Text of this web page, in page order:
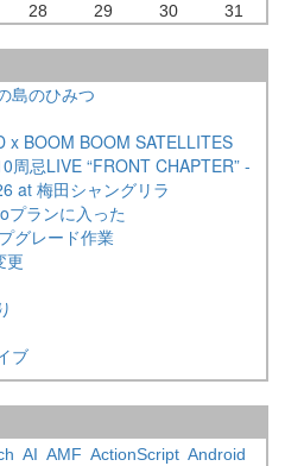
28 29 30 31
島のひみつ
x BOOM BOOM SATELLITES
周忌LIVE “FRONT CHAPTER” -
at 梅田シャングリラ
プランに入った
グレード作業
更
ブ
AI AMF ActionScript Android